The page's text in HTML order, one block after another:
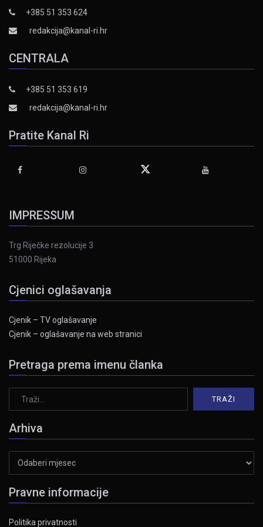
+385 51 353 624
redakcija@kanal-ri.hr
CENTRALA
+385 51 353 619
redakcija@kanal-ri.hr
Pratite Kanal Ri
IMPRESSUM
Trg Riječke rezolucije 3
51000 Rijeka
Cjenici oglašavanja
Cjenik – TV oglašavanje
Cjenik – oglašavanje na web stranici
Pretraga prema imenu članka
Arhiva
Pravne informacije
Politika privatnosti